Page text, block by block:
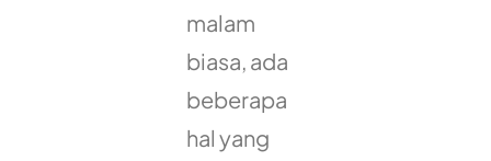
malam
biasa, ada
beberapa
hal yang